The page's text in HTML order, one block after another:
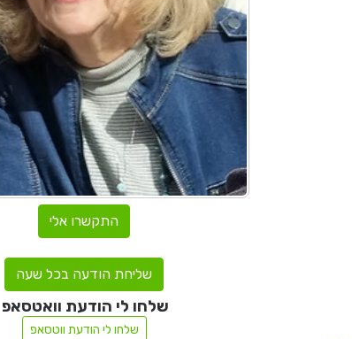
התקשרו אלי
שליחת הודעה בכל שעה
שלחו לי הודעת וואטסאפ
שלחו לי הודעת ווטסאפ